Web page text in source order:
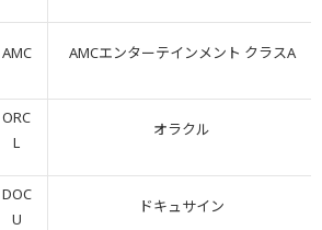
AMC AMCエンターテインメント クラスA
ORC
L
オラクル
DOC
U
ドキュサイン